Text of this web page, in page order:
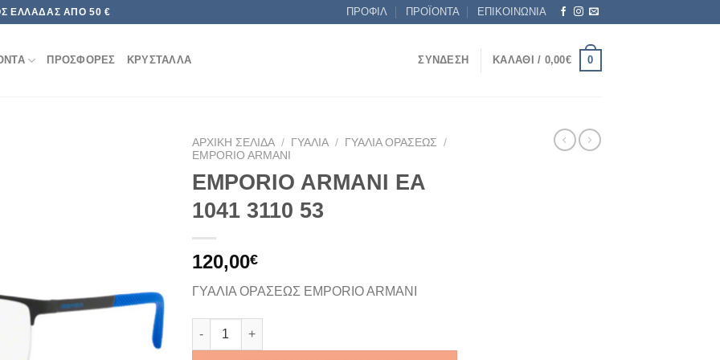
ΕΛΛΆΔΑΣ ΑΠΌ 50 € ΠΡΟΦΙΛ ΠΡΟΪΟΝΤΑ ΕΠΙΚΟΙΝΩΝΙΑ
ΠΡΟΣΦΟΡΕΣ ΚΡΥΣΤΑΛΛΑ ΣΎΝΔΕΣΗ ΚΑΛΆΘΙ / 0,00€ 0
ΑΡΧΙΚΉ ΣΕΛΊΔΑ / ΓΥΑΛΙΆ / ΓΥΑΛΙΆ ΟΡΆΣΕΩΣ
/
EMPORIO ARMANI
EMPORIO ARMANI EA
1041 3110 53
120,00€
ΓΥΑΛΙΑ ΟΡΑΣΕΩΣ EMPORIO ARMANI
EMPORIO ARMANI EA 1041 3110 53 ποσότητα